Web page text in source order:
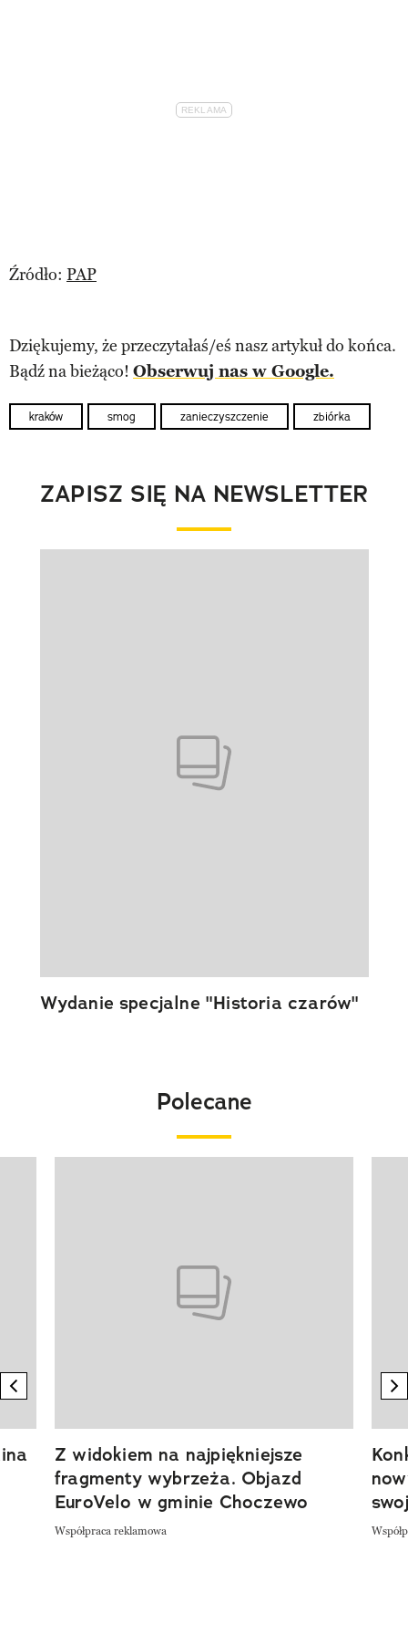
Źródło: PAP
Dziękujemy, że przeczytałaś/eś nasz artykuł do końca.
Bądź na bieżąco! Obserwuj nas w Google.
kraków smog zanieczyszczenie zbiórka
ZAPISZ SIĘ NA NEWSLETTER
Wydanie specjalne "Historia czarów"
Polecane
previous element
Z widokiem na najpiękniejsze
fragmenty wybrzeża. Objazd
EuroVelo w gminie Choczewo
Współpraca reklamowa